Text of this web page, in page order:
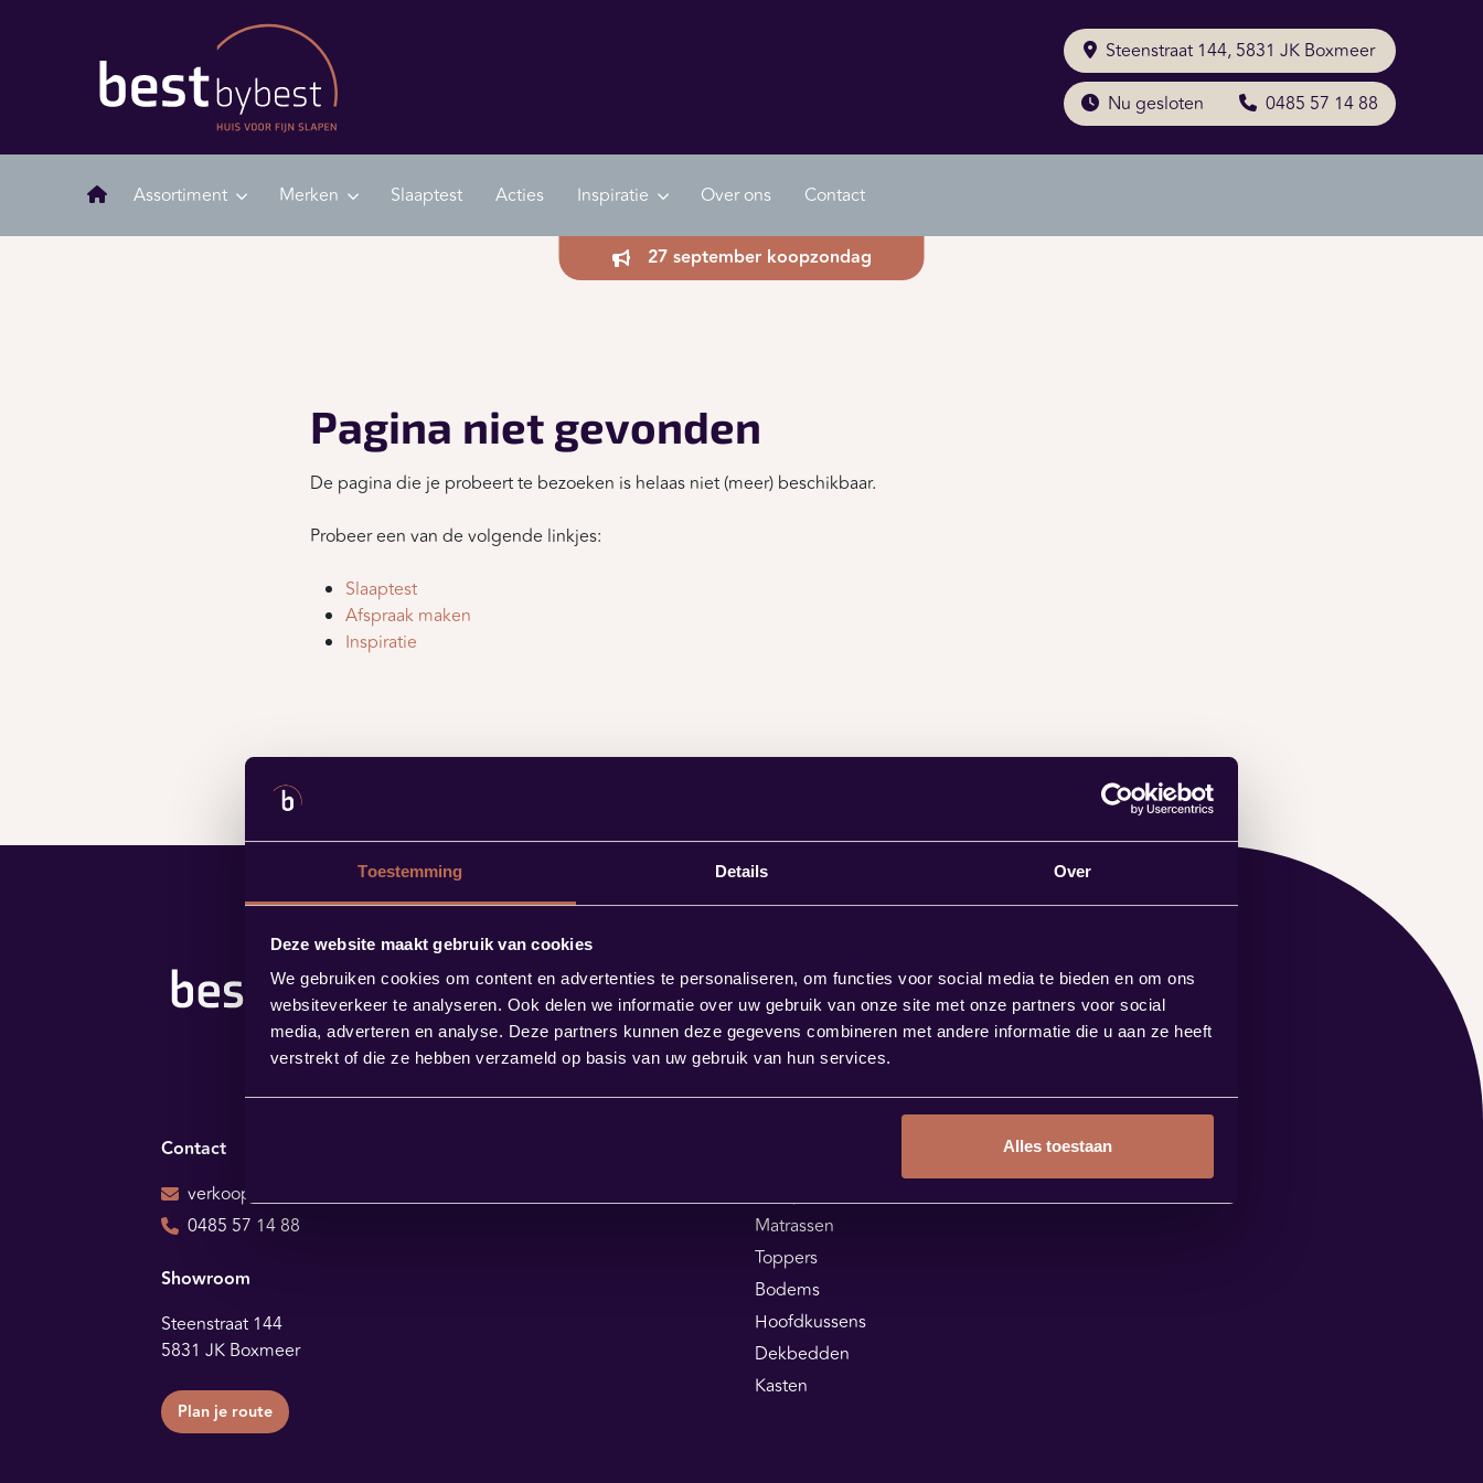
Toestemming Details Over
Deze website maakt gebruik van cookies
We gebruiken cookies om content en advertenties te personaliseren, om functies voor social media te bieden en om ons
websiteverkeer te analyseren. Ook delen we informatie over uw gebruik van onze site met onze partners voor social
media, adverteren en analyse. Deze partners kunnen deze gegevens combineren met andere informatie die u aan ze heeft
verstrekt of die ze hebben verzameld op basis van uw gebruik van hun services.
Alles toestaan
Steenstraat 144, 5831 JK Boxmeer
Nu gesloten
0485 57 14 88
Assortiment Merken Slaaptest Acties Inspiratie Over ons Contact
27 september koopzondag
Pagina niet gevonden
De pagina die je probeert te bezoeken is helaas niet (meer) beschikbaar.
Probeer een van de volgende linkjes:
Slaaptest
Afspraak maken
Inspiratie
Contact
verkoop@bestbybest.nl
0485 57 14 88
Showroom
Steenstraat 144
5831 JK Boxmeer
Plan je route
Matrassen
Toppers
Bodems
Hoofdkussens
Dekbedden
Kasten